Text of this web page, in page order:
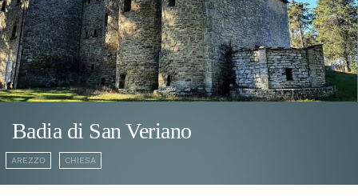
Badia di San Veriano
AREZZO CHIESA